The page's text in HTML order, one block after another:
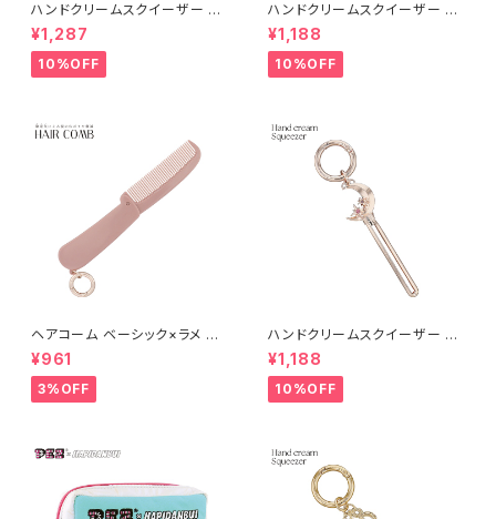
ハンドクリームスクイーザー リ
ボン AGK0054-PG（ピンクゴ
ールド）
¥1,287
10%OFF
ハンドクリームスクイーザー ム
ーン AGK0053-CP（シャンパ
ンゴールド）
¥1,188
10%OFF
ヘアコーム ベーシック×ラメ GC
M0001-PK（ピンク）
¥961
3%OFF
ハンドクリームスクイーザー ム
ーン AGK0053-PG（ピンクゴ
ールド）
¥1,188
10%OFF